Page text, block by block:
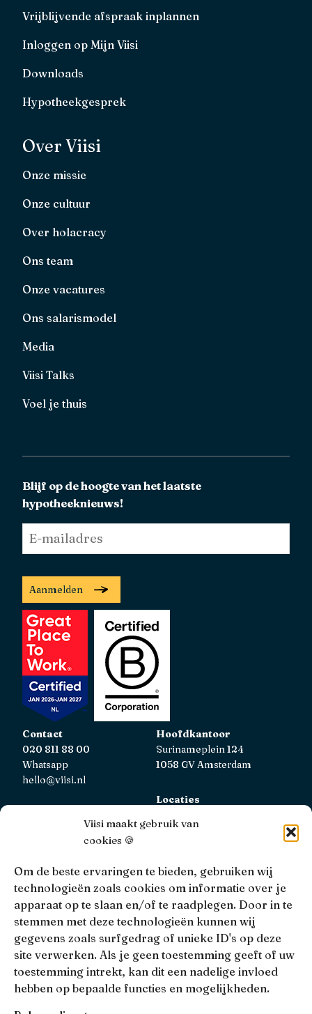
Viisi maakt gebruik van
cookies 🍪
Om de beste ervaringen te bieden, gebruiken wij
technologieën zoals cookies om informatie over je
apparaat op te slaan en/of te raadplegen. Door in te
stemmen met deze technologieën kunnen wij
gegevens zoals surfgedrag of unieke ID's op deze
site verwerken. Als je geen toestemming geeft of uw
toestemming intrekt, kan dit een nadelige invloed
hebben op bepaalde functies en mogelijkheden.
Vrijblijvende afspraak inplannen
Inloggen op Mijn Viisi
Downloads
Hypotheekgesprek
Over Viisi
Onze missie
Onze cultuur
Over holacracy
Ons team
Onze vacatures
Ons salarismodel
Media
Viisi Talks
Voel je thuis
Blijf op de hoogte van het laatste
hypotheeknieuws!
E-
mailadres *
Aanmelden
Contact
020 811 88 00
Whatsapp
hello@viisi.nl
Hoofdkantoor
Surinameplein 124
1058 GV Amsterdam
Locaties
Viisi Hypotheken is geregistreerd bij de AFM.
Registratienummer: 12039833
KiFiD
Niet tevreden over onze interne klachtbehandeling, dan
kun je terecht bijKiFiD.
• 4.9 •